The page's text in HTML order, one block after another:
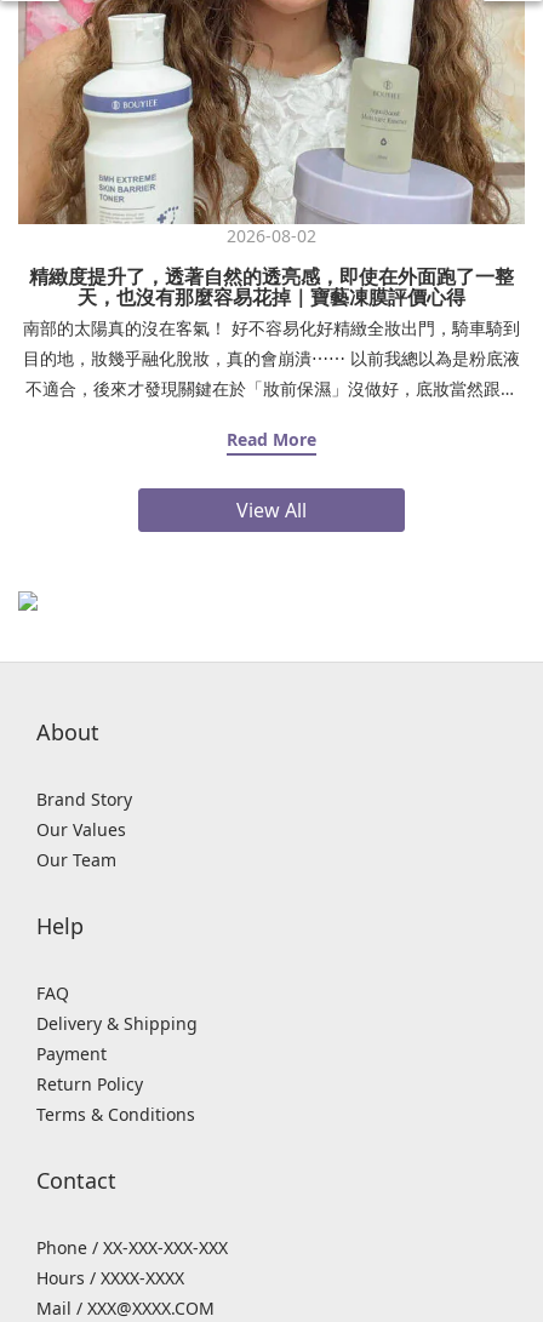
2026-08-02
精緻度提升了，透著自然的透亮感，即使在外面跑了一整
天，也沒有那麼容易花掉｜寶藝凍膜評價心得
南部的太陽真的沒在客氣！ 好不容易化好精緻全妝出門，騎車騎到
目的地，妝幾乎融化脫妝，真的會崩潰⋯⋯ 以前我總以為是粉底液
不適合，後來才發現關鍵在於「妝前保濕」沒做好，底妝當然跟皮
翼、嘴角開始浮粉卡紋，照鏡子真的好尷尬。後來我調整了妝前步
分鐘 #寶藝MF1保濕凍膜（加強保濕）或是也可以在前一晚厚敷 30
分鐘！敷完清水洗乾淨✨ Step 2：化妝棉濕敷 #益膚水 3 分鐘（打
用了這套保養組合，底妝服貼度直接升級！精緻度提升了，透著自
建議大家，底妝不貼的時候，先檢查肌膚是不是喝飽水了！感謝Cici
Read More
View All
About
Brand Story
Our Values
Our Team
Help
FAQ
Delivery & Shipping
Payment
Return Policy
Terms & Conditions
Contact
Phone / XX-XXX-XXX-XXX
Hours / XXXX-XXXX
Mail / XXX@XXXX.COM